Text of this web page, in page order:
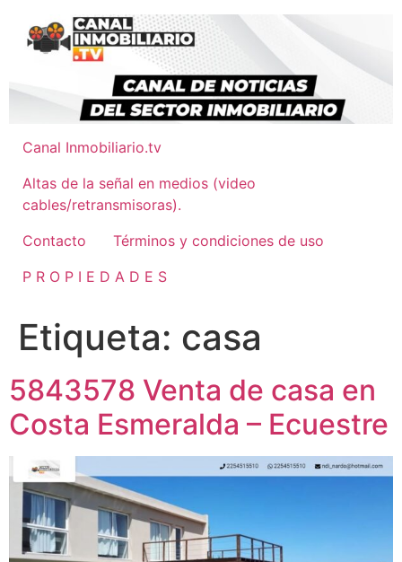
contenido
Canal Inmobiliario.tv
Altas de la señal en medios (video
cables/retransmisoras).
Contacto
Términos y condiciones de uso
P R O P I E D A D E S
Etiqueta: casa
5843578 Venta de casa en
Costa Esmeralda – Ecuestre